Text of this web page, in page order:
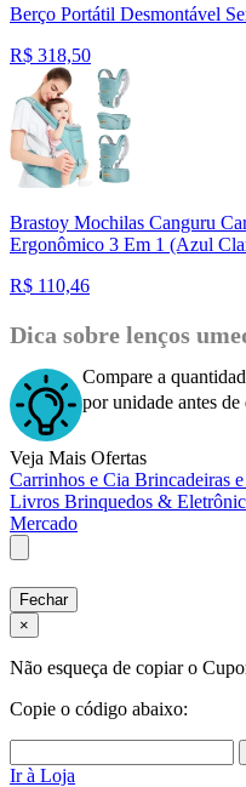
Berço Portátil Desmontável
R$ 318,50
Brastoy Mochilas Canguru
Ergonômico 3 Em 1 (Azul
R$ 110,46
Dica sobre lenços
Compare a
por unidade antes de
Veja Mais Ofertas
Carrinhos e Cia Brincadeiras
Livros Brinquedos &
Mercado
Fechar
×
Não esqueça de copiar o
Copie o código abaixo:
Ir à Loja